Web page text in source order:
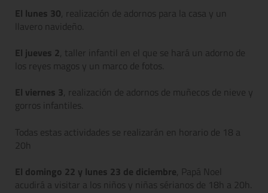
El lunes 30, realización de adornos para la casa y un
llavero navideño.
El jueves 2, taller infantil en el que se hará un adorno de
los reyes magos y un marco de fotos.
El viernes 3, realización de adornos de muñecos de nieve y
gorros infantiles.
Todas estas actividades se realizarán en horario de 18 a
20h
El domingo 22 y lunes 23 de diciembre, Papá Noel
acudirá a visitar a los niños y niñas sérianos de 18h a 20h.